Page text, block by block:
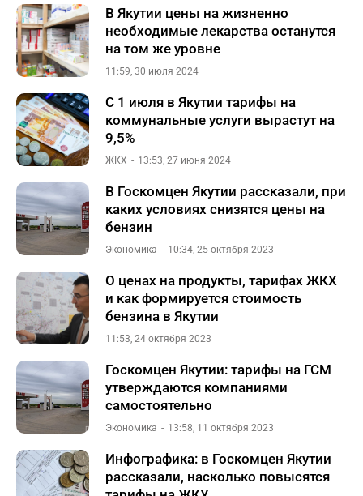
В Якутии цены на жизненно
необходимые лекарства останутся
на том же уровне
11:59, 30 июля 2024
С 1 июля в Якутии тарифы на
коммунальные услуги вырастут на
9,5%
ЖКХ 13:53, 27 июня 2024
В Госкомцен Якутии рассказали, при
каких условиях снизятся цены на
бензин
Экономика 10:34, 25 октября 2023
О ценах на продукты, тарифах ЖКХ
и как формируется стоимость
бензина в Якутии
11:53, 24 октября 2023
Госкомцен Якутии: тарифы на ГСМ
утверждаются компаниями
самостоятельно
Экономика 13:58, 11 октября 2023
Инфографика: в Госкомцен Якутии
рассказали, насколько повысятся